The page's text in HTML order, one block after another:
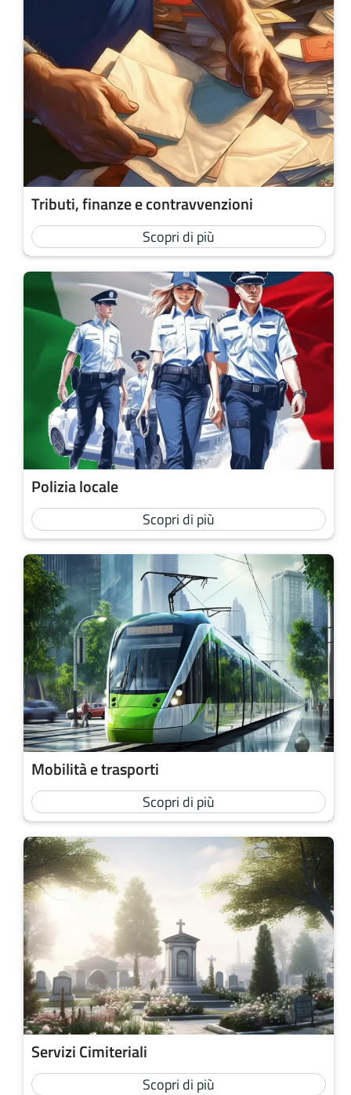
Tributi, finanze e contravvenzioni
Scopri di più
Polizia locale
Scopri di più
Mobilità e trasporti
Scopri di più
Servizi Cimiteriali
Scopri di più